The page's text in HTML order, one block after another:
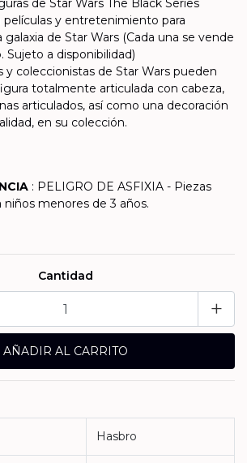
de Star Wars The Black Series
películas y entretenimiento para
galaxia de Star Wars (Cada una se vende
Sujeto a disponibilidad)
y coleccionistas de Star Wars pueden
totalmente articulada con cabeza,
articulados, así como una decoración
en su colección.
: PELIGRO DE ASFIXIA - Piezas
niños menores de 3 años.
Cantidad
+
Hasbro